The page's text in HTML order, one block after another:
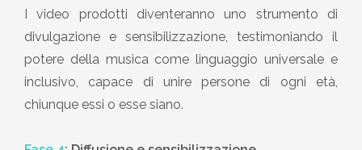
I video prodotti diventeranno uno strumento di
divulgazione e sensibilizzazione, testimoniando il
potere della musica come linguaggio universale e
inclusivo, capace di unire persone di ogni età,
chiunque essi o esse siano.